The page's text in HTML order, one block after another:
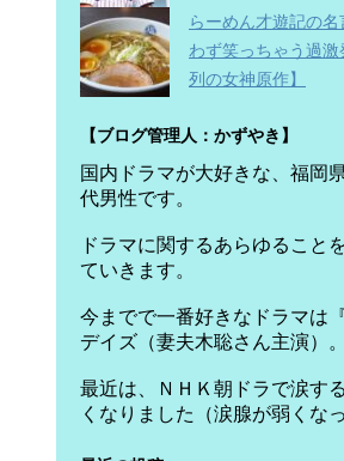
らーめん才遊記の名
わず笑っちゃう過
列の女神原作】
【ブログ管理人：かずやき】
国内ドラマが大好きな、福岡
代男性です。
ドラマに関するあらゆること
ていきます。
今までで一番好きなドラマは
デイズ（妻夫木聡さん主演）。
最近は、ＮＨＫ朝ドラで涙す
くなりました（涙腺が弱くな